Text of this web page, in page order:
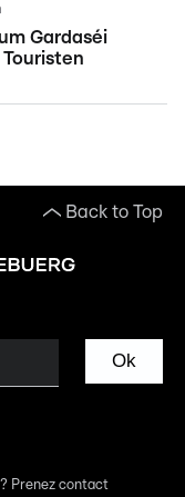
Gardaséi
Back to Top
Ok
Prenez contact